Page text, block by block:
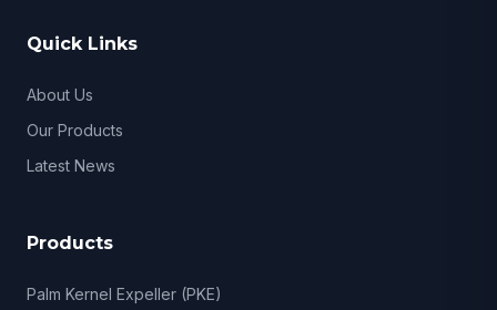
Quick Links
About Us
Our Products
Latest News
Products
Palm Kernel Expeller (PKE)